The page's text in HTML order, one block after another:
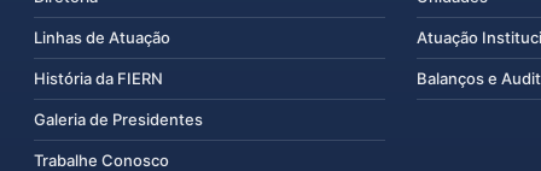
Linhas de Atuação
História da FIERN
Galeria de Presidentes
Trabalhe Conosco
Atuação
Balanços e